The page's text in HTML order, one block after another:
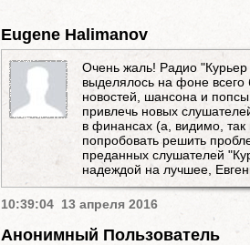
Eugene Halimanov
Очень жаль! Радио
выделялось на фоне всего
новостей, шансона и
привлечь новых
в финансах (а, видимо, так
попробовать решить
преданных слушателей
надеждой на лучшее,
10:39:04 13 апреля 2016
Анонимный Пользователь